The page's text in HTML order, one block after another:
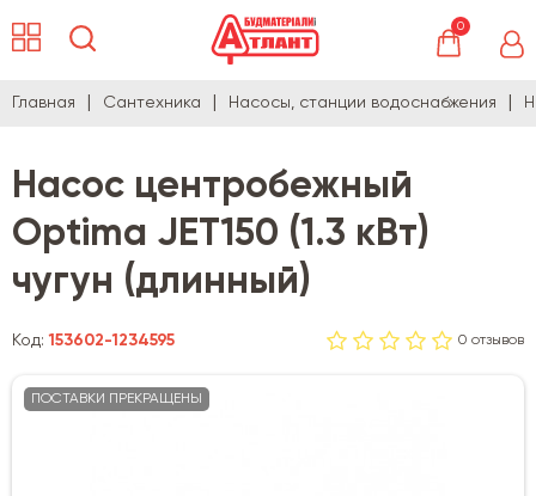
0
Главная Сантехника Насосы, станции водоснабжения
Насос центробежный
Optima JET150 (1.3 кВт)
чугун (длинный)
Код:153602-1234595 0 отзывов
ПОСТАВКИ ПРЕКРАЩЕНЫ